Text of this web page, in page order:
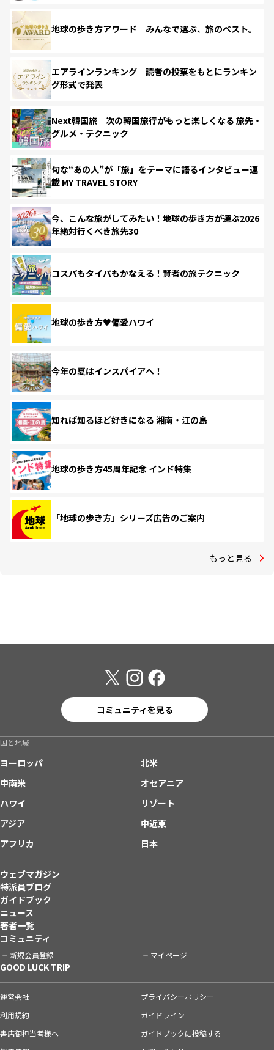
地球の歩き方アワード みんなで選ぶ、旅のベスト。
エアラインランキング 読者の投票をもとにランキン
グ形式で発表
Next韓国旅 次の韓国旅行がもっと楽しくなる 旅先・
グルメ・テクニック
旬な“あの人”が「旅」をテーマに語るインタビュー連
載 MY TRAVEL STORY
今、こんな旅がしてみたい！地球の歩き方が選ぶ2026
年絶対行くべき旅先30
コスパもタイパもかなえる！賢者の旅テクニック
地球の歩き方♥偏愛ハワイ
今年の夏はインスパイアへ！
知れば知るほど好きになる 湘南・江の島
地球の歩き方45周年記念 インド特集
「地球の歩き方」シリーズ広告のご案内
もっと見る
コミュニティを見る
国と地域
ヨーロッパ
北米
中南米
オセアニア
ハワイ
リゾート
アジア
中近東
アフリカ
日本
ウェブマガジン
特派員ブログ
ガイドブック
ニュース
著者一覧
コミュニティ
新規会員登録 マイページ
GOOD LUCK TRIP
運営会社
プライバシーポリシー
利用規約
ガイドライン
書店御担当者様へ
ガイドブックに投稿する